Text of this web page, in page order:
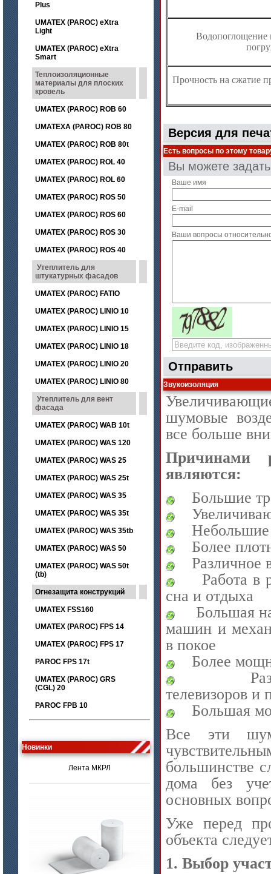
Plus
UMATEX (PAROC) eXtra
Light
UMATEX (PAROC) eXtra
Smart
Теплоизоляционные
материалы для плоских
кровель
UMATEX (PAROC) ROB 60
UMATEXA (PAROC) ROB 80
UMATEX (PAROC) ROB 80t
UMATEX (PAROC) ROL 40
UMATEX (PAROC) ROL 60
UMATEX (PAROC) ROS 50
UMATEX (PAROC) ROS 60
UMATEX (PAROC) ROS 30
UMATEX (PAROC) ROS 40
Утеплитель для
штукатурных фасадов
UMATEX (PAROC) FATIO
UMATEX (PAROC) LINIO 10
UMATEX (PAROC) LINIO 15
UMATEX (PAROC) LINIO 18
UMATEX (PAROC) LINIO 20
UMATEX (PAROC) LINIO 80
Утеплитель для вент
фасада
UMATEX (PAROC) WAB 10t
UMATEX (PAROC) WAS 120
UMATEX (PAROC) WAS 25
UMATEX (PAROC) WAS 25t
UMATEX (PAROC) WAS 35
UMATEX (PAROC) WAS 35t
UMATEX (PAROC) WAS 35tb
UMATEX (PAROC) WAS 50
UMATEX (PAROC) WAS 50t
(tb)
Огнезащита конструкций
UMATEX FSS160
UMATEX (PAROC) FPS 14
UMATEX (PAROC) FPS 17
PAROC FPS 17t
UMATEX (PAROC) GRS
(CGL) 20
PAROC FPB 10
Новинки
Водопоглощение
Прочность на сжатие
Версия для
Есть вопросы по этому
Вы можете
Ваше имя
E-mail
Ваши вопросы
Отправить
Звукоизоляция
шумовые
все больше
Причинами
являются:
Большие
Небольшие
Более
Различное
Работа в
сна и отдыха
Большая
машин и
в покое
Более
телевизоров
Большая
Все эти
большинстве
дома без
основных
Уже перед
объекта
1. Выбор